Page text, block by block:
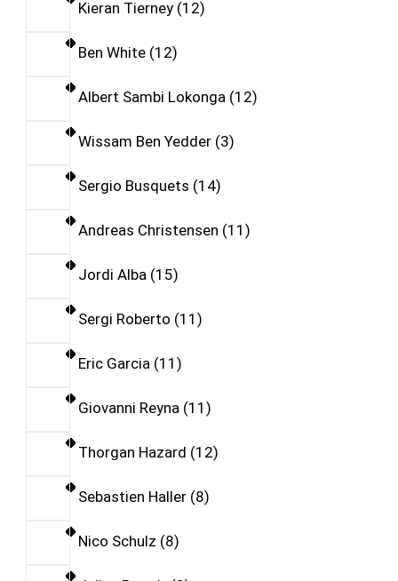
Kieran Tierney 12
Ben White 12
Albert Sambi Lokonga 12
Wissam Ben Yedder 3
Sergio Busquets 14
Andreas Christensen 11
Jordi Alba 15
Sergi Roberto 11
Eric Garcia 11
Giovanni Reyna 11
Thorgan Hazard 12
Sebastien Haller 8
Nico Schulz 8